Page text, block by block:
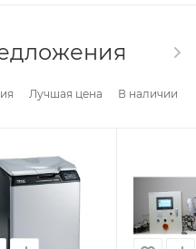
Лучшая цена В наличии